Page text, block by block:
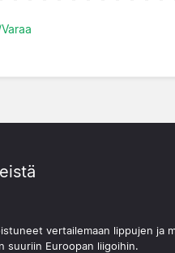
vertailemaan lippujen ja
suuriin Euroopan liigoihin.